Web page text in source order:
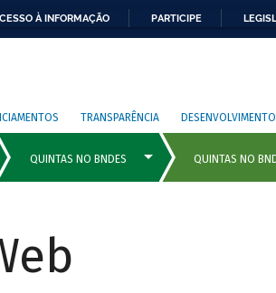
À INFORMAÇÃO PARTICIPE
TRANSPARÊNCIA